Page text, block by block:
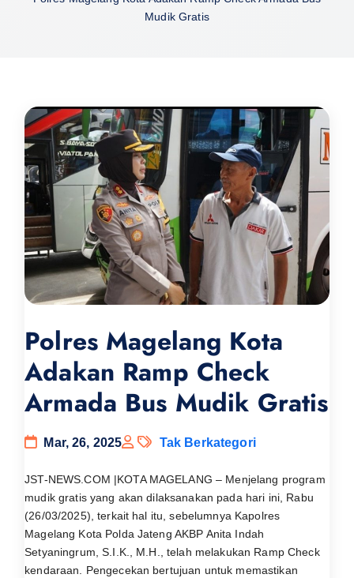
Mudik Gratis
Polres Magelang Kota
Adakan Ramp Check
Armada Bus Mudik Gratis
Mar, 26, 2025 Tak Berkategori
JST-NEWS.COM |KOTA MAGELANG – Menjelang program
mudik gratis yang akan dilaksanakan pada hari ini, Rabu
(26/03/2025), terkait hal itu, sebelumnya Kapolres
Magelang Kota Polda Jateng AKBP Anita Indah
Setyaningrum, S.I.K., M.H., telah melakukan Ramp Check
kendaraan. Pengecekan bertujuan untuk memastikan